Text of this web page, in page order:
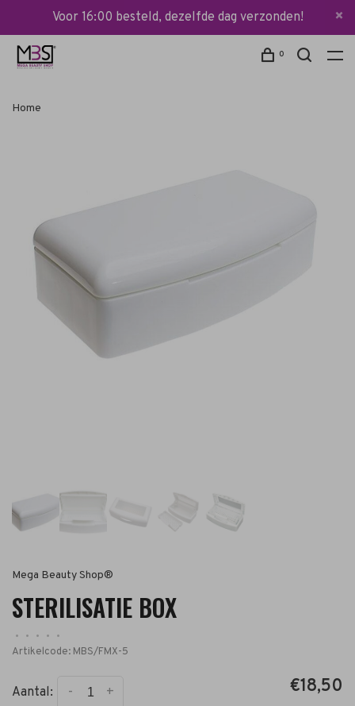
Voor 16:00 besteld, dezelfde dag verzonden!
0
Home
Mega Beauty Shop®
STERILISATIE BOX
• • • •
•
Artikelcode: MBS/FMX-5
Aantal: +
- €18,50